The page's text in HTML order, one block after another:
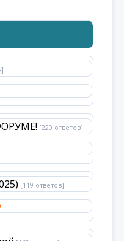
[220 ответов]
[119 ответов]